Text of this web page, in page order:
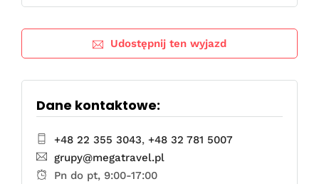
Udostępnij ten wyjazd
Dane kontaktowe:
+48 22 355 3043, +48 32 781 5007
grupy@megatravel.pl
Pn do pt, 9:00-17:00